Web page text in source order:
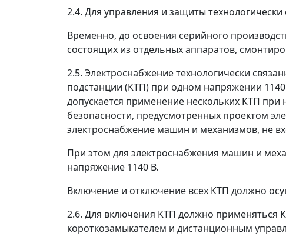
2.4. Для управления и защиты
Временно, до освоения серийного
состоящих из отдельных аппаратов,
2.5. Электроснабжение технологически
подстанции (КТП) при одном напряжении
допускается применение нескольких КТП
безопасности, предусмотренных проектом
электроснабжение машин и механизмов, не
При этом для электроснабжения машин и
напряжение 1140 В.
Включение и отключение всех КТП должно
2.6. Для включения КТП должно применяться
короткозамыкателем и дистанционным